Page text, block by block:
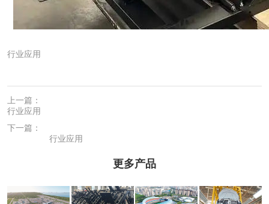
行业应用
上一篇：
行业应用
下一篇：
行业应用
更多产品